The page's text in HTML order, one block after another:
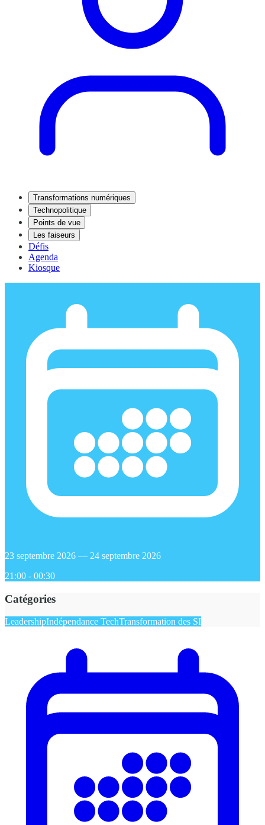
Transformations numériques
Technopolitique
Points de vue
Les faiseurs
Défis
Agenda
Kiosque
23 septembre 2026 — 24 septembre 2026
21:00 - 00:30
Catégories
LeadershipIndépendance TechTransformation des SI